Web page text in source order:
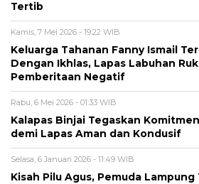
Tertib
Kamis, 7 Mei 2026 - 19:22 WIB
Keluarga Tahanan Fanny Ismail
Dengan Ikhlas, Lapas Labuhan
Pemberitaan Negatif
Rabu, 6 Mei 2026 - 01:33 WIB
Kalapas Binjai Tegaskan
demi Lapas Aman dan Kondusif
Selasa, 6 Januari 2026 - 11:49 WIB
Kisah Pilu Agus, Pemuda Lampung